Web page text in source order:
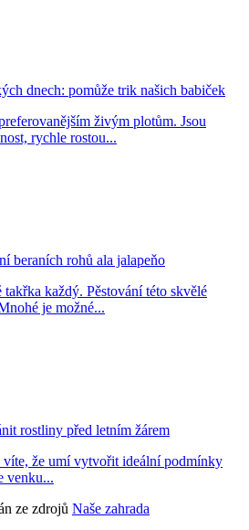
dnech: pomůže trik našich babiček
živým plotům. Jsou
rychle rostou...
beraních rohů ala jalapeňo
takřka každý. Pěstování této skvělé
je možné...
rostliny před letním žárem
víte, že umí vytvořit ideální podmínky
venku...
ze zdrojů Naše zahrada